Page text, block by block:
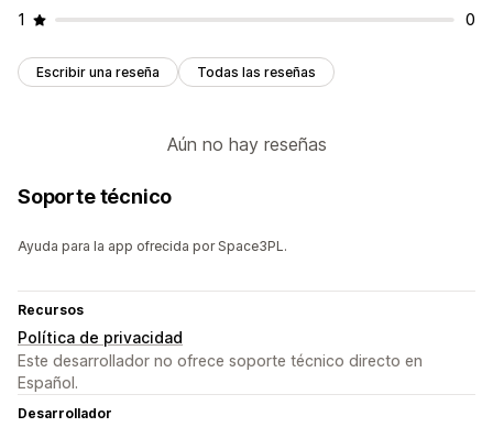
1
0
Escribir una reseña Todas las reseñas
Aún no hay reseñas
Soporte técnico
Ayuda para la app ofrecida por Space3PL.
Recursos
Política de privacidad
Este desarrollador no ofrece soporte técnico directo en
Español.
Desarrollador